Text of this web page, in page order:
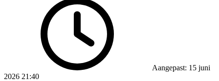
Aangepast: 15 juni
2026 21:40